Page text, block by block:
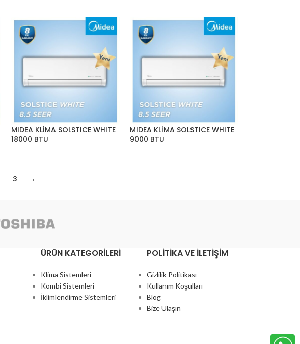
MIDEA KLİMA SOLSTICE WHITE
18000 BTU
MIDEA KLİMA SOLSTICE WHITE
9000 BTU
3 →
ÜRÜN KATEGORILERI
Klima Sistemleri
Kombi Sistemleri
İklimlendirme Sistemleri
POLITIKA VE İLETIŞIM
Gizlilik Politikası
Kullanım Koşulları
Blog
Bize Ulaşın